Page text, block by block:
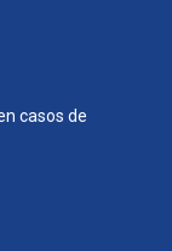
casos de